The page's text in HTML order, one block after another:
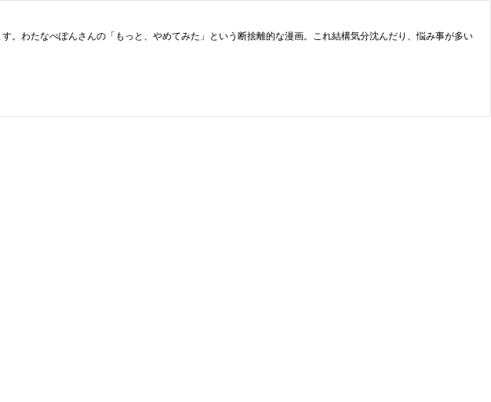
わたなべぽんさんの「もっと、やめてみた」という断捨離的な漫画。これ結構気分沈んだり、悩み事が多い